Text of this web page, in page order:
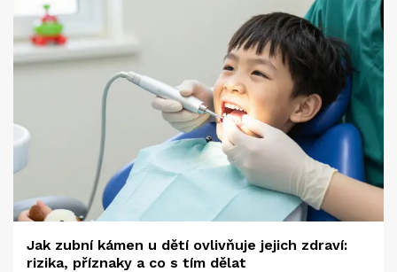
Jak zubní kámen u dětí ovlivňuje jejich zdraví:
rizika, příznaky a co s tím dělat